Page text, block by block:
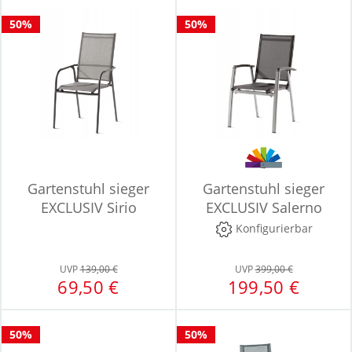
50%
Gartenstuhl sieger
EXCLUSIV Sirio
UVP139,00 €
69,50 €
50%
Gartenstuhl sieger
EXCLUSIV Salerno
Konfigurierbar
UVP399,00 €
199,50 €
50% 50%